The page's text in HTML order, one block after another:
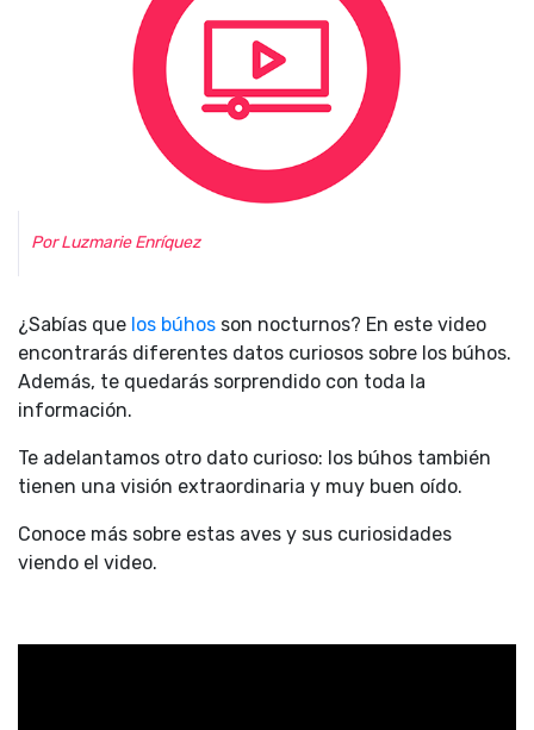
Por Luzmarie Enríquez
¿Sabías que los búhos son nocturnos? En este video
encontrarás diferentes datos curiosos sobre los búhos.
Además, te quedarás sorprendido con toda la
información.
Te adelantamos otro dato curioso: los búhos también
tienen una visión extraordinaria y muy buen oído.
Conoce más sobre estas aves y sus curiosidades
viendo el video.